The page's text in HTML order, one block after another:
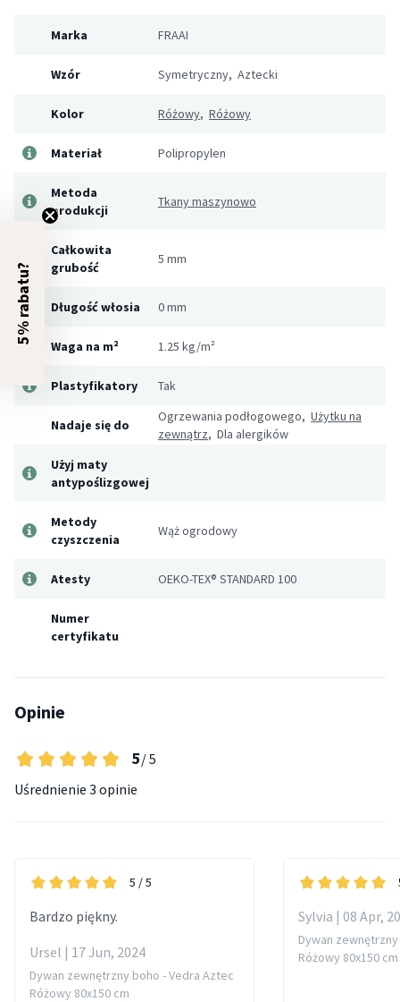
Marka FRAAI
Wzór Symetryczny, Aztecki
Kolor Różowy, Różowy
Materiał Polipropylen
Metoda
produkcji
Tkany maszynowo
Całkowita
grubość
5 mm
Długość włosia 0 mm
Waga na m² 1.25 kg/m²
Plastyfikatory Tak
Nadaje się do
Ogrzewania podłogowego, Użytku na
zewnątrz, Dla alergików
Użyj maty
antypoślizgowej
Metody
czyszczenia
Wąż ogrodowy
Atesty OEKO-TEX® STANDARD 100
Numer
certyfikatu
Opinie
5/ 5
Uśrednienie 3 opinie
5 / 5
Bardzo piękny.
Ursel | 17 Jun, 2024
Dywan zewnętrzny boho - Vedra Aztec
Różowy 80x150 cm
Sylvia | 08 Apr,
Dywan
Różowy 80x150 cm
5% rabatu?